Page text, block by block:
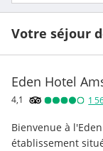
Votre séjour
Eden Hotel
4,1 1
Bienvenue à
établissement